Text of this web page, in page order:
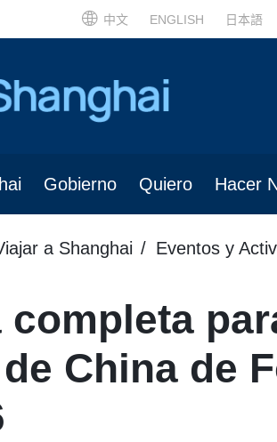
中文 ENGLISH 日本語
Gobierno Quiero Hacer
a Shanghai Eventos y
completa
China de